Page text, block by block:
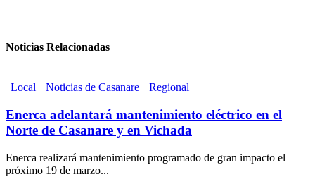
Noticias Relacionadas
Local Noticias de Casanare Regional
Enerca adelantará mantenimiento eléctrico en el
Norte de Casanare y en Vichada
Enerca realizará mantenimiento programado de gran impacto el
próximo 19 de marzo...